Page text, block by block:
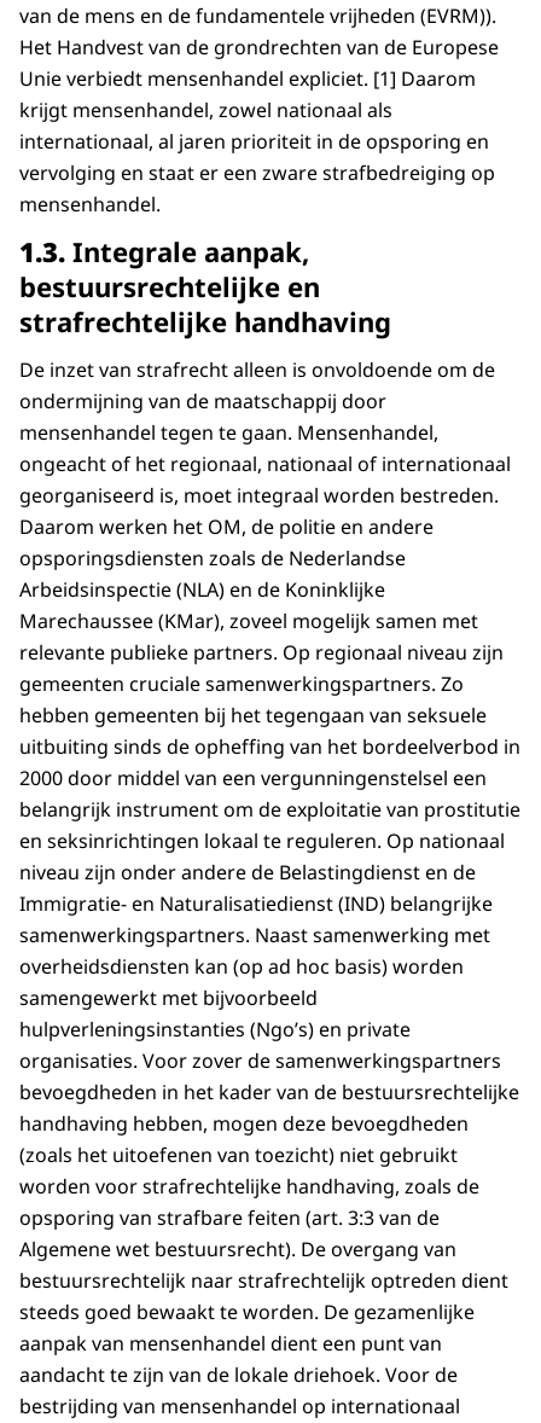
van de mens en de fundamentele vrijheden (EVRM)).
Het Handvest van de grondrechten van de Europese
Unie verbiedt mensenhandel expliciet. [1] Daarom
krijgt mensenhandel, zowel nationaal als
internationaal, al jaren prioriteit in de opsporing en
vervolging en staat er een zware strafbedreiging op
mensenhandel.
1.3. Integrale aanpak,
bestuursrechtelijke en
strafrechtelijke handhaving
De inzet van strafrecht alleen is onvoldoende om de
ondermijning van de maatschappij door
mensenhandel tegen te gaan. Mensenhandel,
ongeacht of het regionaal, nationaal of internationaal
georganiseerd is, moet integraal worden bestreden.
Daarom werken het OM, de politie en andere
opsporingsdiensten zoals de Nederlandse
Arbeidsinspectie (NLA) en de Koninklijke
Marechaussee (KMar), zoveel mogelijk samen met
relevante publieke partners. Op regionaal niveau zijn
gemeenten cruciale samenwerkingspartners. Zo
hebben gemeenten bij het tegengaan van seksuele
uitbuiting sinds de opheffing van het bordeelverbod in
2000 door middel van een vergunningenstelsel een
belangrijk instrument om de exploitatie van prostitutie
en seksinrichtingen lokaal te reguleren. Op nationaal
niveau zijn onder andere de Belastingdienst en de
Immigratie- en Naturalisatiedienst (IND) belangrijke
samenwerkingspartners. Naast samenwerking met
overheidsdiensten kan (op ad hoc basis) worden
samengewerkt met bijvoorbeeld
hulpverleningsinstanties (Ngo’s) en private
organisaties. Voor zover de samenwerkingspartners
bevoegdheden in het kader van de bestuursrechtelijke
handhaving hebben, mogen deze bevoegdheden
(zoals het uitoefenen van toezicht) niet gebruikt
worden voor strafrechtelijke handhaving, zoals de
opsporing van strafbare feiten (art. 3:3 van de
Algemene wet bestuursrecht). De overgang van
bestuursrechtelijk naar strafrechtelijk optreden dient
steeds goed bewaakt te worden. De gezamenlijke
aanpak van mensenhandel dient een punt van
aandacht te zijn van de lokale driehoek. Voor de
bestrijding van mensenhandel op internationaal